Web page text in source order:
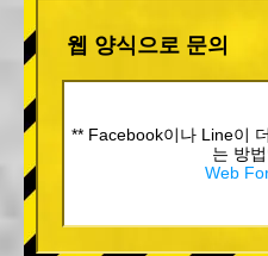
웹 양식으로 문의
** Facebook이나 Line이
는 방
Web